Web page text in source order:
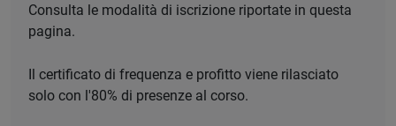
Consulta le modalità di iscrizione riportate in questa
pagina.
Il certificato di frequenza e profitto viene rilasciato
solo con l'80% di presenze al corso.